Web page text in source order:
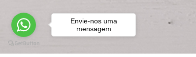
Envie-nos uma
mensagem